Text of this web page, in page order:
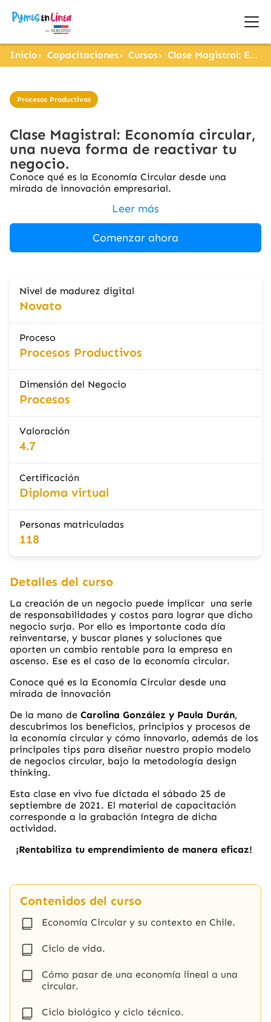
Inicio Capacitaciones Cursos Clase Magistral: Economía circular, una nueva forma de reactivar tu negocio.
Procesos Productivos
Clase Magistral: Economía circular,
una nueva forma de reactivar tu
negocio.
Conoce qué es la Economía Circular desde una
mirada de innovación empresarial.
Leer más
Comenzar ahora
Nivel de madurez digital
Novato
Proceso
Procesos Productivos
Dimensión del Negocio
Procesos
Valoración
4.7
Certificación
Diploma virtual
Personas matriculadas
118
Detalles del curso
La creación de un negocio puede implicar una serie
de responsabilidades y costos para lograr que dicho
negocio surja. Por ello es importante cada día
reinventarse, y buscar planes y soluciones que
aporten un cambio rentable para la empresa en
ascenso. Ese es el caso de la economía circular.
Conoce qué es la Economía Circular desde una
mirada de innovación
De la mano de Carolina González y Paula Durán,
descubrimos los beneficios, principios y procesos de
la economía circular y cómo innovarlo, además de los
principales tips para diseñar nuestro propio modelo
de negocios circular, bajo la metodología design
thinking.
Esta clase en vivo fue dictada el sábado 25 de
septiembre de 2021. El material de capacitación
corresponde a la grabación íntegra de dicha
actividad.
¡Rentabiliza tu emprendimiento de manera eficaz!
Contenidos del curso
Economía Circular y su contexto en Chile.
Ciclo de vida.
Cómo pasar de una economía lineal a una
circular.
Ciclo biológico y ciclo técnico.